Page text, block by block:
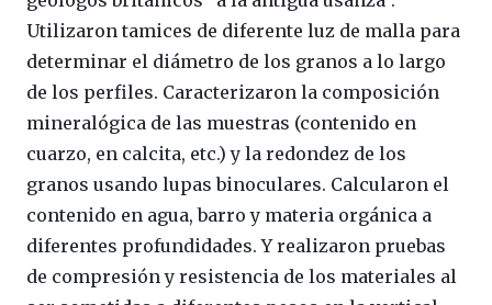
Utilizaron tamices de diferente luz de malla para
determinar el diámetro de los granos a lo largo
de los perfiles. Caracterizaron la composición
mineralógica de las muestras (contenido en
cuarzo, en calcita, etc.) y la redondez de los
granos usando lupas binoculares. Calcularon el
contenido en agua, barro y materia orgánica a
diferentes profundidades. Y realizaron pruebas
de compresión y resistencia de los materiales al